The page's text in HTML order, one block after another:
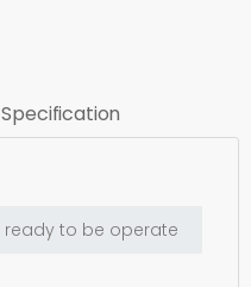
Specification